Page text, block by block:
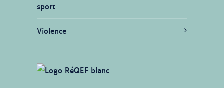
sport
Violence